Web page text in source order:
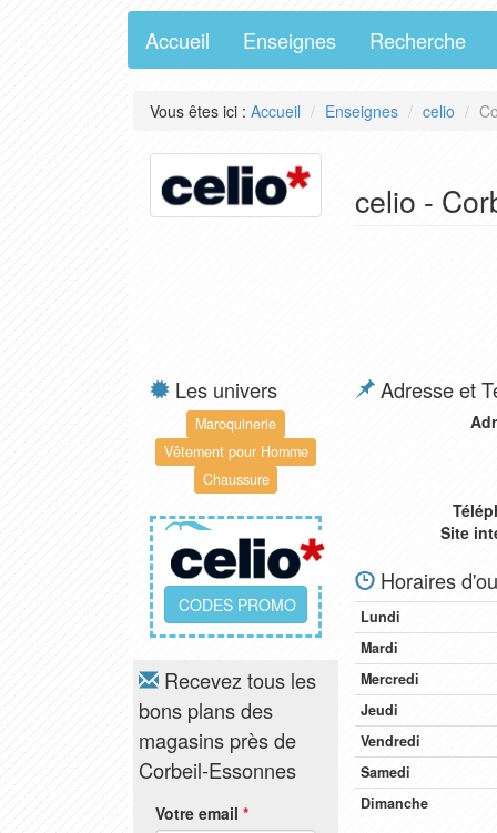
Accueil Enseignes Recherche
Vous êtes ici : Accueil Enseignes celio
celio -
Les univers
Maroquinerie
Vêtement pour Homme
Chaussure
CODES PROMO
Recevez tous les
bons plans des
magasins près de
Corbeil-Essonnes
Votre email *
Adresse et
Site
Horaires
Lundi
Mardi
Mercredi
Jeudi
Vendredi
Samedi
Dimanche